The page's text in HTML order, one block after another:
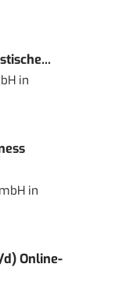
in
in
Online-